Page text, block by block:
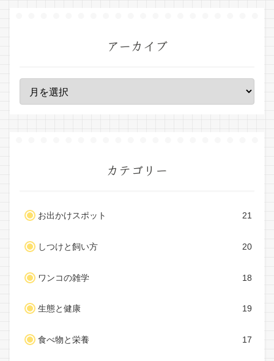
アーカイブ
カテゴリー
お出かけスポット 21
しつけと飼い方 20
ワンコの雑学 18
生態と健康 19
食べ物と栄養 17